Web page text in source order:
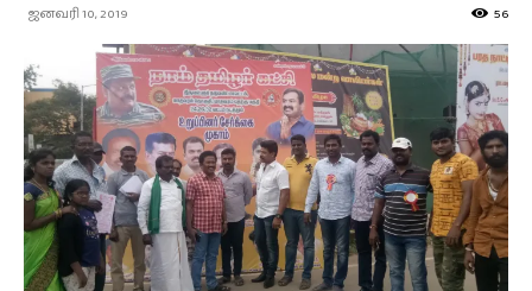
ஜனவரி 10, 2019 56